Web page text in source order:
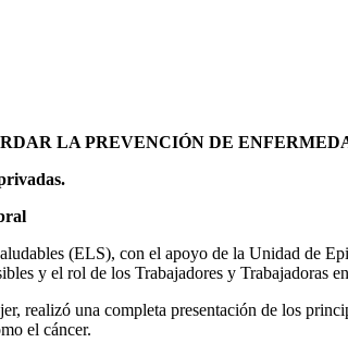
LA PREVENCIÓN DE
(ELS), con el apoyo de la Unidad de
y el rol de los Trabajadores y Trabajadoras
realizó una completa presentación de los
el cáncer.